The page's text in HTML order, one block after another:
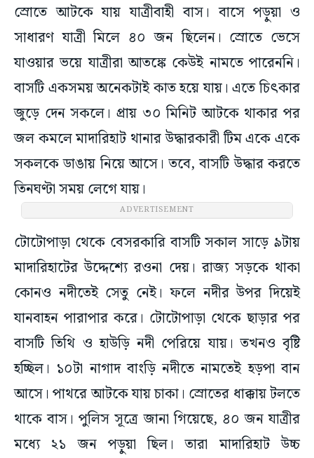
স্রোতে আটকে যায় যাত্রীবাহী বাস। বাসে পড়ুয়া ও
সাধারণ যাত্রী মিলে ৪০ জন ছিলেন। স্রোতে ভেসে
যাওয়ার ভয়ে যাত্রীরা আতঙ্কে কেউই নামতে পারেননি।
বাসটি একসময় অনেকটাই কাত হয়ে যায়। এতে চিৎকার
জুড়ে দেন সকলে। প্রায় ৩০ মিনিট আটকে থাকার পর
জল কমলে মাদারিহাট থানার উদ্ধারকারী টিম একে একে
সকলকে ডাঙায় নিয়ে আসে। তবে, বাসটি উদ্ধার করতে
তিনঘণ্টা সময় লেগে যায়।
ADVERTISEMENT
টোটোপাড়া থেকে বেসরকারি বাসটি সকাল সাড়ে ৯টায়
মাদারিহাটের উদ্দেশ্যে রওনা দেয়। রাজ্য সড়কে থাকা
কোনও নদীতেই সেতু নেই। ফলে নদীর উপর দিয়েই
যানবাহন পারাপার করে। টোটোপাড়া থেকে ছাড়ার পর
বাসটি তিথি ও হাউড়ি নদী পেরিয়ে যায়। তখনও বৃষ্টি
হচ্ছিল। ১০টা নাগাদ বাংড়ি নদীতে নামতেই হড়পা বান
আসে। পাথরে আটকে যায় চাকা। স্রোতের ধাক্কায় টলতে
থাকে বাস। পুলিস সূত্রে জানা গিয়েছে, ৪০ জন যাত্রীর
মধ্যে ২১ জন পড়ুয়া ছিল। তারা মাদারিহাট উচ্চ